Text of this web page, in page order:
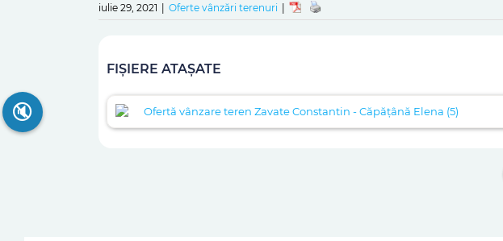
iulie 29, 2021 Oferte vânzări terenuri
FIȘIERE ATAȘATE
Ofertă vânzare teren Zavate Constantin - Căpățână Elena (5)
🔇